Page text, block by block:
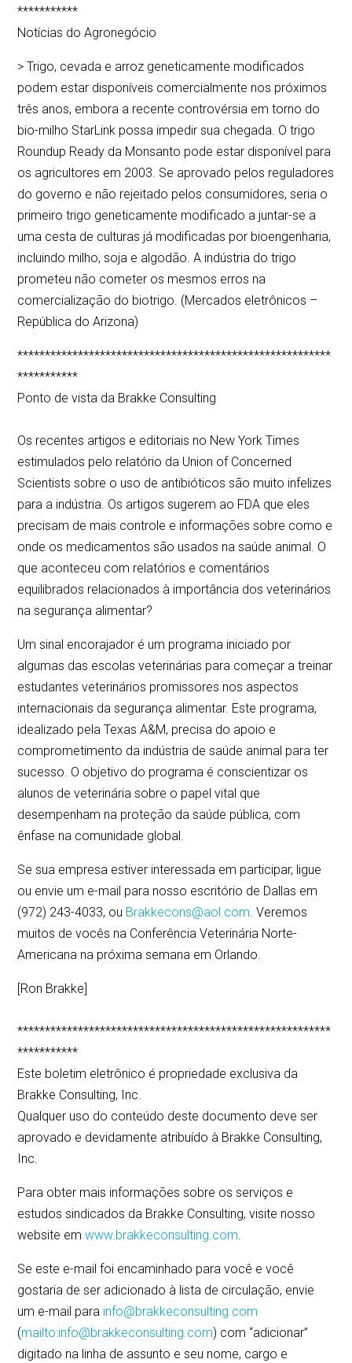
***********
Notícias do Agronegócio
> Trigo, cevada e arroz geneticamente modificados
podem estar disponíveis comercialmente nos próximos
três anos, embora a recente controvérsia em torno do
bio-milho StarLink possa impedir sua chegada. O trigo
Roundup Ready da Monsanto pode estar disponível para
os agricultores em 2003. Se aprovado pelos reguladores
do governo e não rejeitado pelos consumidores, seria o
primeiro trigo geneticamente modificado a juntar-se a
uma cesta de culturas já modificadas por bioengenharia,
incluindo milho, soja e algodão. A indústria do trigo
prometeu não cometer os mesmos erros na
comercialização do biotrigo. (Mercados eletrônicos –
República do Arizona)
*********************************************************
***********
Ponto de vista da Brakke Consulting
Os recentes artigos e editoriais no New York Times
estimulados pelo relatório da Union of Concerned
Scientists sobre o uso de antibióticos são muito infelizes
para a indústria. Os artigos sugerem ao FDA que eles
precisam de mais controle e informações sobre como e
onde os medicamentos são usados na saúde animal. O
que aconteceu com relatórios e comentários
equilibrados relacionados à importância dos veterinários
na segurança alimentar?
Um sinal encorajador é um programa iniciado por
algumas das escolas veterinárias para começar a treinar
estudantes veterinários promissores nos aspectos
internacionais da segurança alimentar. Este programa,
idealizado pela Texas A&M, precisa do apoio e
comprometimento da indústria de saúde animal para ter
sucesso. O objetivo do programa é conscientizar os
alunos de veterinária sobre o papel vital que
desempenham na proteção da saúde pública, com
ênfase na comunidade global.
Se sua empresa estiver interessada em participar, ligue
ou envie um e-mail para nosso escritório de Dallas em
(972) 243-4033, ou Brakkecons@aol.com. Veremos
muitos de vocês na Conferência Veterinária Norte-
Americana na próxima semana em Orlando.
[Ron Brakke]
*********************************************************
***********
Este boletim eletrônico é propriedade exclusiva da
Brakke Consulting, Inc.
Qualquer uso do conteúdo deste documento deve ser
aprovado e devidamente atribuído à Brakke Consulting,
Inc.
Para obter mais informações sobre os serviços e
estudos sindicados da Brakke Consulting, visite nosso
website emwww.brakkeconsulting.com.
Se este e-mail foi encaminhado para você e você
gostaria de ser adicionado à lista de circulação, envie
um e-mail para info@brakkeconsulting.com
(mailto:info@brakkeconsulting.com) com “adicionar”
digitado na linha de assunto e seu nome, cargo e